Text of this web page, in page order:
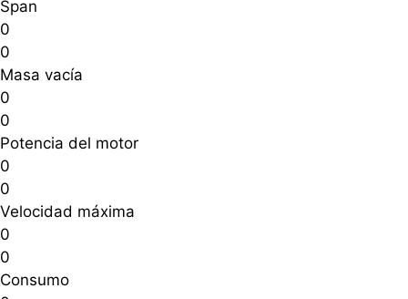
Span
0
0
Masa vacía
0
0
Potencia del motor
0
0
Velocidad máxima
0
0
Consumo